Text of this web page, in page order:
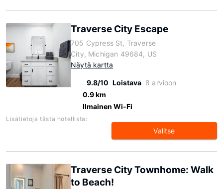
Traverse City Escape
705 Cypress St, Traverse
City, Michigan 49684, US
Näytä kartta
9.8/10 Loistava 8 arvioon
0.9 km
Ilmainen Wi-Fi
Lisätietoja tästä hotellista:
Valitse
Traverse City Townhome: Walk
to Beach!